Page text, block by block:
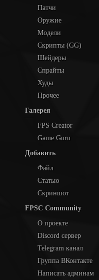
Патчи
Оружие
Модели
Скрипты (GG)
Шейдеры
Спрайты
Худы
Прочее
Галерея
FPS Creator
Game Guru
Добавить
Файл
Статью
Скриншот
FPSC Community
О проекте
Discord сервер
Telegram канал
Группа ВКонтакте
Написать админам